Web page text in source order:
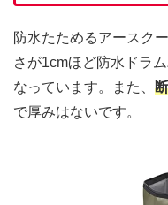
防水たためるアースク
さが1cmほど防水ドラ
なっています。また、
で厚みはないです。